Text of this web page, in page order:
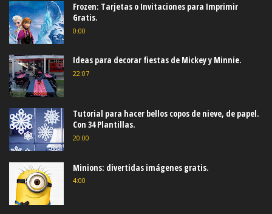
Frozen: Tarjetas o Invitaciones para Imprimir
Gratis.
0:00
Ideas para decorar fiestas de Mickey y Minnie.
22:07
Tutorial para hacer bellos copos de nieve, de papel.
Con 34 Plantillas.
20:00
Minions: divertidas imágenes gratis.
4:00